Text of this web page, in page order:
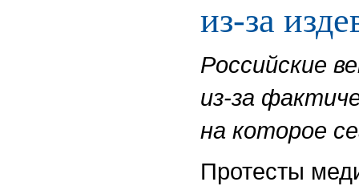
из-за
Российские
из-за
на которое
Протесты